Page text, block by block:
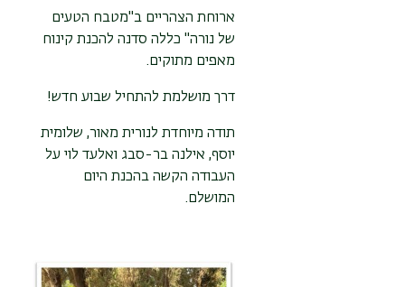
ארוחת הצהריים ב"מטבח הטעים
של נורה" כללה סדנה להכנת קינוח
מאפים מתוקים.
דרך מושלמת להתחיל שבוע חדש!
תודה מיוחדת לנורית מאור, שלומית
יוסף, אילנה בר-סבג ואלעד לוי על
העבודה הקשה בהכנת היום
המושלם.